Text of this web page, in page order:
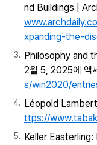
nd Buildings |
xpanding-the-
Philosophy and
2월 5, 2025에 액
s/win2020/
Léopold
ttps://
Keller